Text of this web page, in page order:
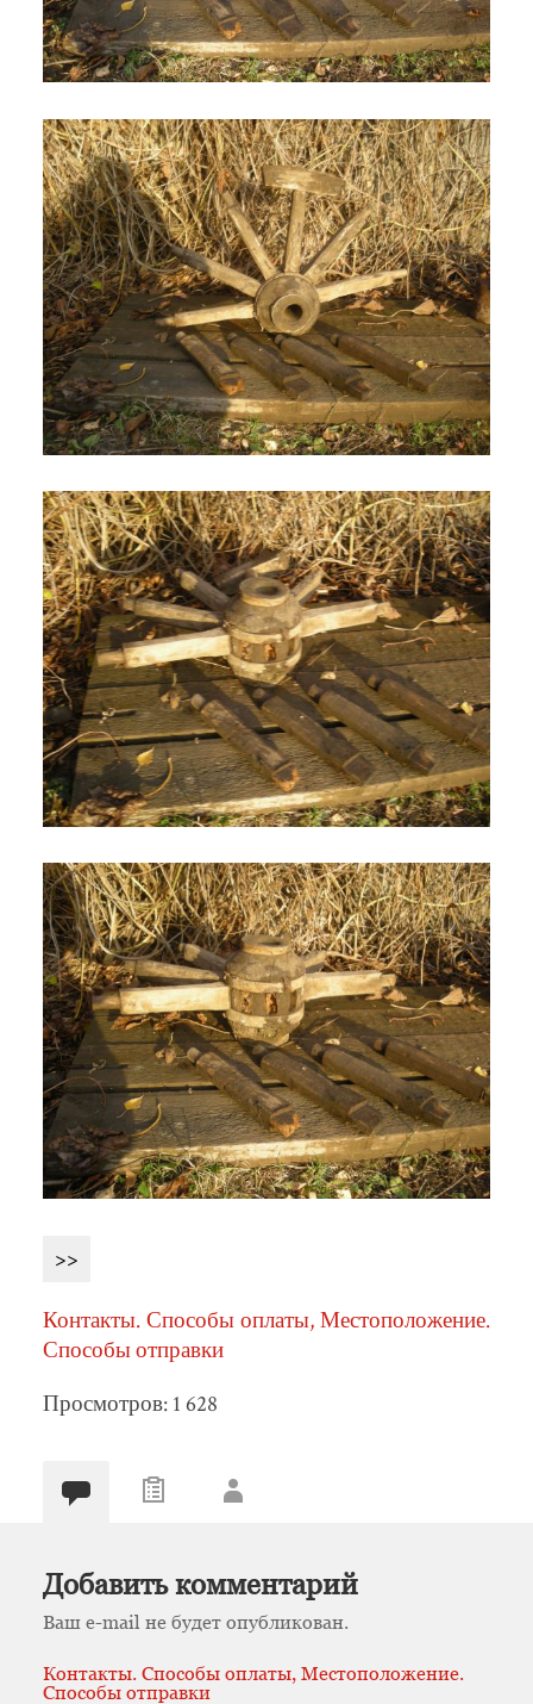
>>
Контакты. Способы оплаты, Местоположение.
Способы отправки
Просмотров: 1 628
Добавить комментарий
Ваш e-mail не будет опубликован.
Контакты. Способы оплаты, Местоположение.
Способы отправки